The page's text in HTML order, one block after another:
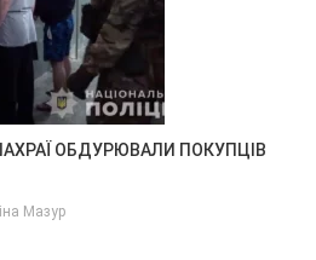
ОБДУРЮВАЛИ ПОКУПЦІВ
Мазур